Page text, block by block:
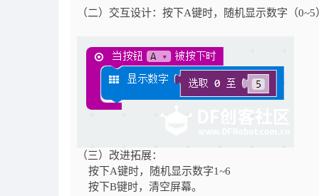
（二）交互设计：按下A键时，随机显示数字（0~5
（三）改进拓展：
按下A键时，随机显示数字1~6
按下B键时，清空屏幕。